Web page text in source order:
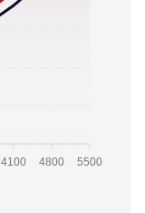
4100 4800 5500